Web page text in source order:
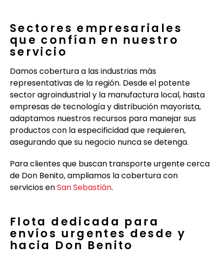
Sectores empresariales
que confían en nuestro
servicio
Damos cobertura a las industrias más
representativas de la región. Desde el potente
sector agroindustrial y la manufactura local, hasta
empresas de tecnología y distribución mayorista,
adaptamos nuestros recursos para manejar sus
productos con la especificidad que requieren,
asegurando que su negocio nunca se detenga.
Para clientes que buscan transporte urgente cerca
de Don Benito, ampliamos la cobertura con
servicios enSan Sebastián.
Flota dedicada para
envíos urgentes desde y
hacia Don Benito